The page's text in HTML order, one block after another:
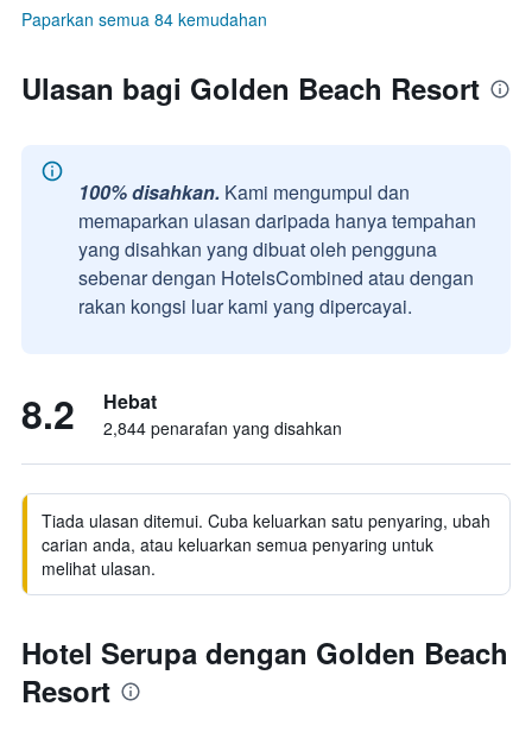
Paparkan semua 84 kemudahan
Ulasan bagi Golden Beach Resort
100% disahkan. Kami mengumpul dan
memaparkan ulasan daripada hanya tempahan
yang disahkan yang dibuat oleh pengguna
sebenar dengan HotelsCombined atau dengan
rakan kongsi luar kami yang dipercayai.
8.2 Hebat
2,844 penarafan yang disahkan
Tiada ulasan ditemui. Cuba keluarkan satu penyaring, ubah
carian anda, atau keluarkan semua penyaring untuk
melihat ulasan.
Hotel Serupa dengan Golden Beach
Resort